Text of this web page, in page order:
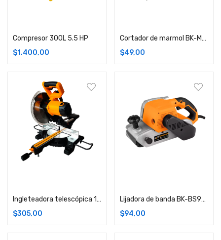
Compresor 300L 5.5 HP
$1.400,00
Cortador de marmol BK-MC4100 1350W
$49,00
Ingleteadora telescópica 10 pulgadas
$305,00
Lijadora de banda BK-BS940 1380W
$94,00